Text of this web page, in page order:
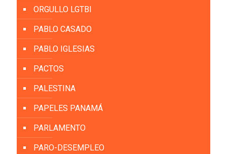
ORGULLO LGTBI
PABLO CASADO
PABLO IGLESIAS
PACTOS
PALESTINA
PAPELES PANAMÁ
PARLAMENTO
PARO-DESEMPLEO